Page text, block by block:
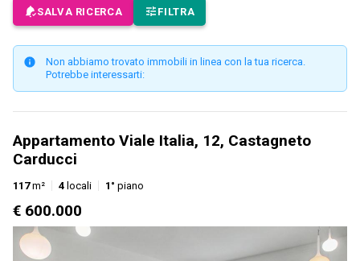
SALVA RICERCA FILTRA
Non abbiamo trovato immobili in linea con la tua ricerca.
Potrebbe interessarti:
Appartamento Viale Italia, 12, Castagneto
Carducci
117m² 4 locali 1° piano
€ 600.000